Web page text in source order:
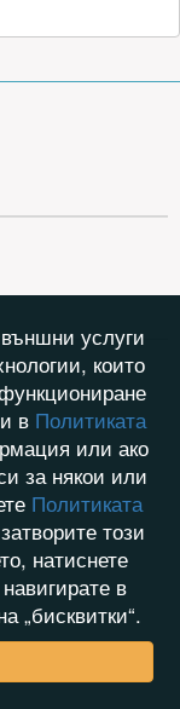
услуги
които
в Политиката
или ако
за някои или
Политиката
този
натиснете
в
„бисквитки“.